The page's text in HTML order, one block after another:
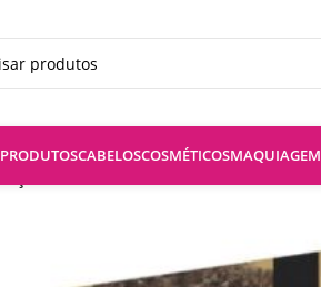
PRODUTOSCABELOSCOSMÉTICOSMAQUIAGEM